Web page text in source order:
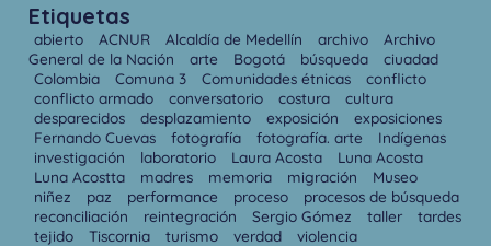
Etiquetas
abierto ACNUR Alcaldía de Medellín archivo
Archivo
General de la Nación
arte Bogotá búsqueda
ciuadad
Colombia
Comuna 3 Comunidades étnicas
conflicto
conflicto armado
conversatorio costura
cultura
desparecidos
desplazamiento exposición
exposiciones
Fernando Cuevas
fotografía fotografía. arte
Indígenas
investigación
laboratorio Laura Acosta
Luna Acosta
Luna Acostta
madres memoria migración
Museo
niñez
paz performance proceso
procesos de búsqueda
reconciliación
reintegración Sergio Gómez taller
tardes
tejido
Tiscornia turismo verdad violencia